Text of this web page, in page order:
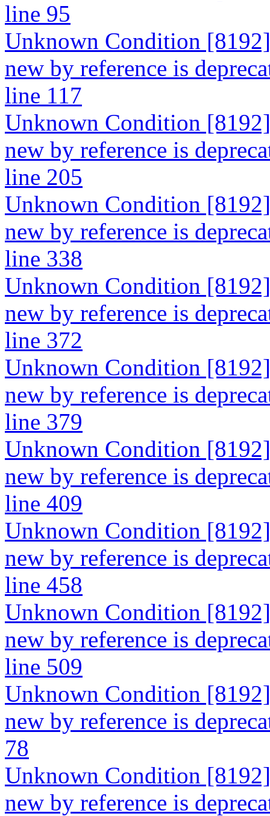
line 95
Unknown Condition
new by reference is
line 117
Unknown Condition
new by reference is
line 205
Unknown Condition
new by reference is
line 338
Unknown Condition
new by reference is
line 372
Unknown Condition
new by reference is
line 379
Unknown Condition
new by reference is
line 409
Unknown Condition
new by reference is
line 458
Unknown Condition
new by reference is
line 509
Unknown Condition
new by reference is
78
Unknown Condition
new by reference is